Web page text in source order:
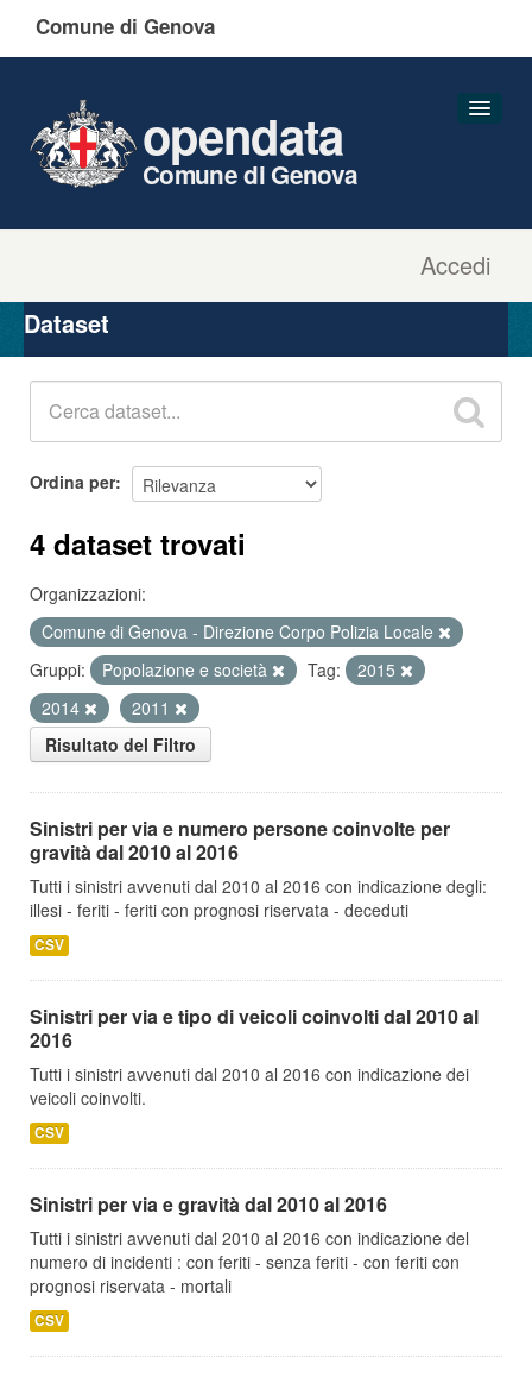
Comune di Genova
Accedi
opendata
Comune di Genova
Organizzazioni
Gruppi
Dataset
Ordina per
4 dataset trovati
Organizzazioni:
Comune di Genova - Direzione Corpo Polizia Locale
Gruppi:
Popolazione e società Tag:
2015
2014
2011
Risultato del Filtro
Sinistri per via e numero persone coinvolte per
gravità dal 2010 al 2016
Tutti i sinistri avvenuti dal 2010 al 2016 con indicazione degli:
illesi - feriti - feriti con prognosi riservata - deceduti
CSV
Sinistri per via e tipo di veicoli coinvolti dal 2010 al
2016
Tutti i sinistri avvenuti dal 2010 al 2016 con indicazione dei
veicoli coinvolti.
CSV
Sinistri per via e gravità dal 2010 al 2016
Tutti i sinistri avvenuti dal 2010 al 2016 con indicazione del
numero di incidenti : con feriti - senza feriti - con feriti con
prognosi riservata - mortali
CSV